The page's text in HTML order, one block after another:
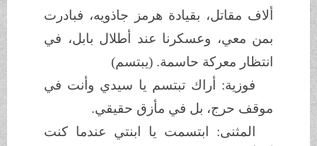
ألاف مقاتل، بقيادة هرمز جاذويه، فبادرت
بمن معي، وعسكرنا عند أطلال بابل، في
انتظار معركة حاسمة. (يبتسم)
فوزية: أراك تبتسم يا سيدي وأنت في
موقف حرج، بل في مأزق حقيقي.
المثنى: ابتسمت يا ابنتي عندما كنت